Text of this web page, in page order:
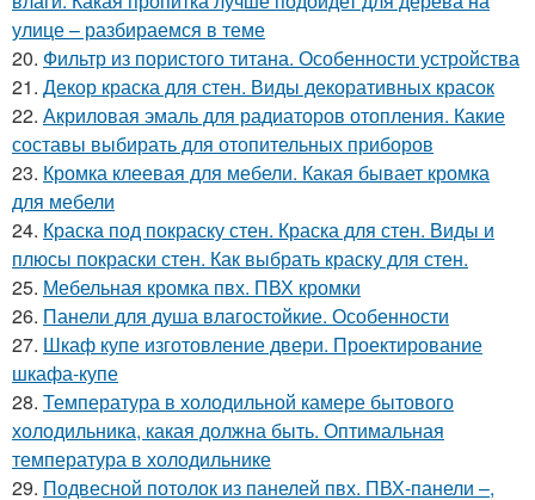
улице – разбираемся в теме
20. Фильтр из пористого титана. Особенности устройства
21. Декор краска для стен. Виды декоративных красок
22. Акриловая эмаль для радиаторов отопления. Какие
составы выбирать для отопительных приборов
23. Кромка клеевая для мебели. Какая бывает кромка
для мебели
24. Краска под покраску стен. Краска для стен. Виды и
плюсы покраски стен. Как выбрать краску для стен.
25. Мебельная кромка пвх. ПВХ кромки
26. Панели для душа влагостойкие. Особенности
27. Шкаф купе изготовление двери. Проектирование
шкафа-купе
28. Температура в холодильной камере бытового
холодильника, какая должна быть. Оптимальная
температура в холодильнике
29. Подвесной потолок из панелей пвх. ПВХ-панели –,